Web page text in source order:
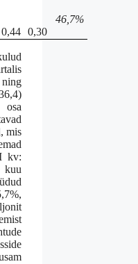
0,44 0,30
46,7%
mis
kv:
kuu